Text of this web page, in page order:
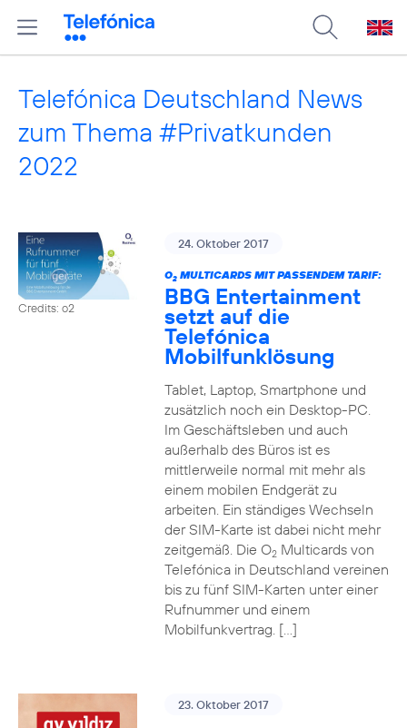
Telefónica Deutschland News
zum Thema #Privatkunden
2022
Credits: o2
24. Oktober 2017
O2MULTICARDS MIT PASSENDEM TARIF:
BBG Entertainment
setzt auf die
Telefónica
Mobilfunklösung
Tablet, Laptop, Smartphone und
zusätzlich noch ein Desktop-PC.
Im Geschäftsleben und auch
außerhalb des Büros ist es
mittlerweile normal mit mehr als
einem mobilen Endgerät zu
arbeiten. Ein ständiges Wechseln
der SIM-Karte ist dabei nicht mehr
zeitgemäß. Die O2Multicards von
Telefónica in Deutschland vereinen
bis zu fünf SIM-Karten unter einer
Rufnummer und einem
Mobilfunkvertrag. […]
23. Oktober 2017